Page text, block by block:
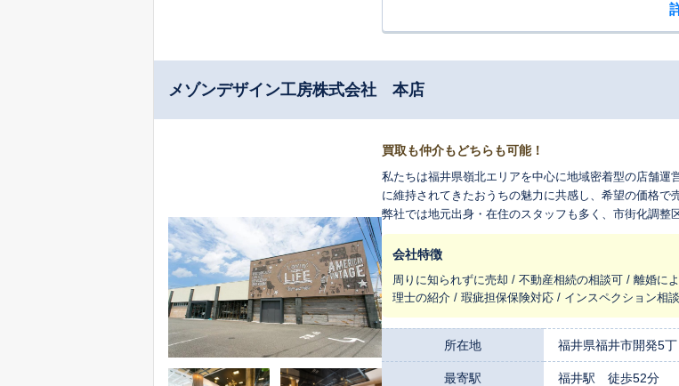
メゾンデザイン工房株式会社 本店
買取も仲介もどちらも可能！
私たちは福井県嶺北エリアを中心に地域密着型の店舗
に維持されてきたおうちの魅力に共感し、希望の価格で
弊社では地元出身・在住のスタッフも多く、市街化調整
ださい。
会社特徴
周りに知られずに売却 / 不動産相続の相談可 / 離婚に
理士の紹介 / 瑕疵担保保険対応 / インスペクション相
所在地 福井県福井市開発5
最寄駅 福井駅 徒歩52分